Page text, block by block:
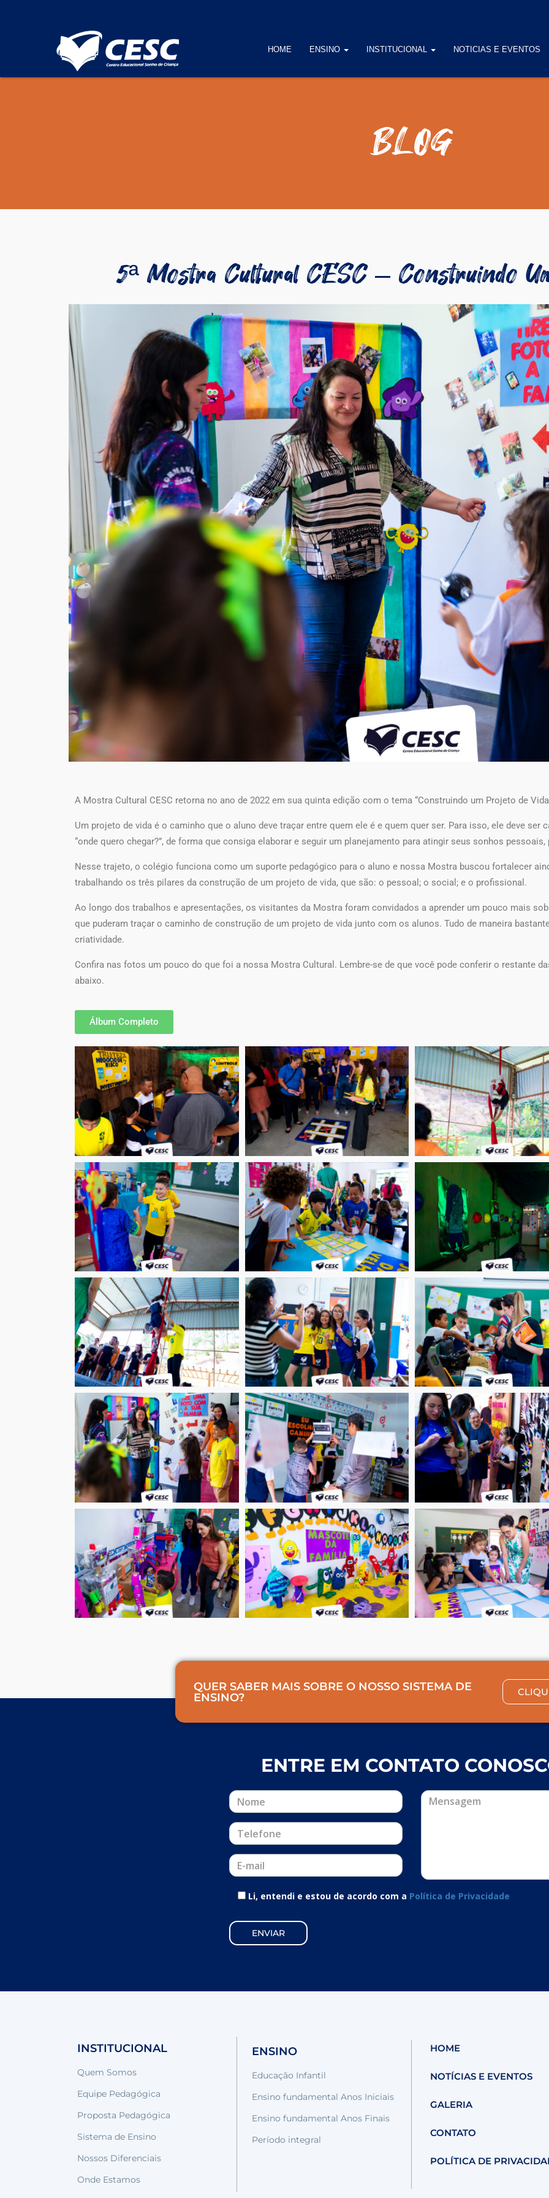
HOME ENSINO INSTITUCIONAL NOTICIAS E EVENTOS
BLOG
5ª Mostra Cultural CESC – Construindo
A Mostra Cultural CESC retorna no ano de 2022 em sua quinta edição com o tema “Construindo um Projeto de
Um projeto de vida é o caminho que o aluno deve traçar entre quem ele é e quem quer ser. Para isso, ele deve ser
“onde quero chegar?”, de forma que consiga elaborar e seguir um planejamento para atingir seus sonhos
Nesse trajeto, o colégio funciona como um suporte pedagógico para o aluno e nossa Mostra buscou fortalecer
trabalhando os três pilares da construção de um projeto de vida, que são: o pessoal; o social; e o profissional.
Ao longo dos trabalhos e apresentações, os visitantes da Mostra foram convidados a aprender um pouco mais
que puderam traçar o caminho de construção de um projeto de vida junto com os alunos. Tudo de maneira
criatividade.
Confira nas fotos um pouco do que foi a nossa Mostra Cultural. Lembre-se de que você pode conferir o restante
abaixo.
Álbum Completo
QUER SABER MAIS SOBRE O NOSSO SISTEMA DE
ENSINO?
ENTRE EM CONTATO
Li, entendi e estou de acordo com a Política de Privacidade
INSTITUCIONAL
Quem Somos
Equipe Pedagógica
Proposta Pedagógica
Sistema de Ensino
Nossos Diferenciais
Onde Estamos
ENSINO
Educação Infantil
Ensino fundamental Anos Iniciais
Ensino fundamental Anos Finais
Período integral
HOME
NOTÍCIAS E EVENTOS
GALERIA
CONTATO
POLÍTICA DE